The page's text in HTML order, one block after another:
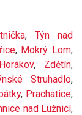
, Týn nad
, Mokrý Lom,
, Zdětín,
Struhadlo,
, Prachatice,
nad Lužnicí,